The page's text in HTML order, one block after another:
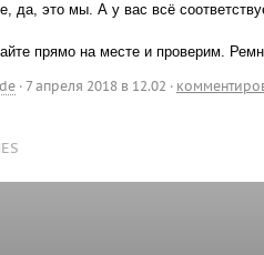
да, это мы. А у вас всё
прямо на месте и проверим.
· 7 апреля 2018 в 12.02 ·